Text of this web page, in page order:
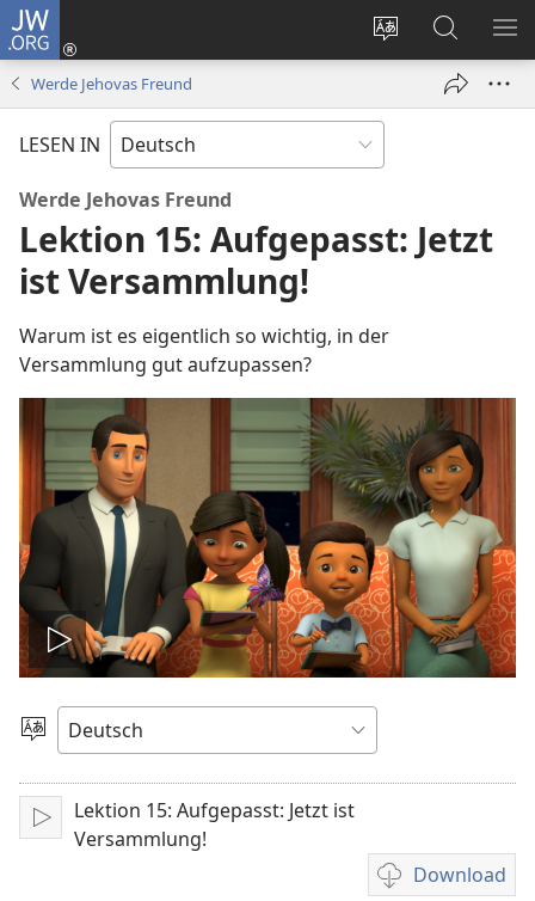
JW.ORG
Websitesprache
ändern
Anmelden
(öffnet
Suche
Werde Jehovas Freund
LESEN IN
Werde Jehovas Freund
Lektion 15: Aufgepasst: Jetzt
ist Versammlung!
Warum ist es eigentlich so wichtig, in der
Versammlung gut aufzupassen?
Video
abspielen
Sprache
auswählen
Abspielen
Lektion 15: Aufgepasst: Jetzt ist
Versammlung!
Download